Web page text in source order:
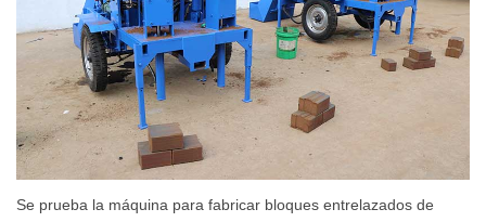
Se prueba la máquina para fabricar bloques entrelazados de